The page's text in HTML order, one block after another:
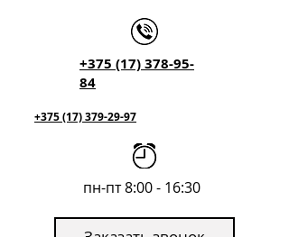
+375 (17) 378-95-
84
пн-пт 8:00 - 16:30
+375 (17) 379-29-97